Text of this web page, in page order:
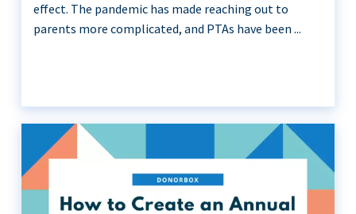
effect. The pandemic has made reaching out to
parents more complicated, and PTAs have been ...